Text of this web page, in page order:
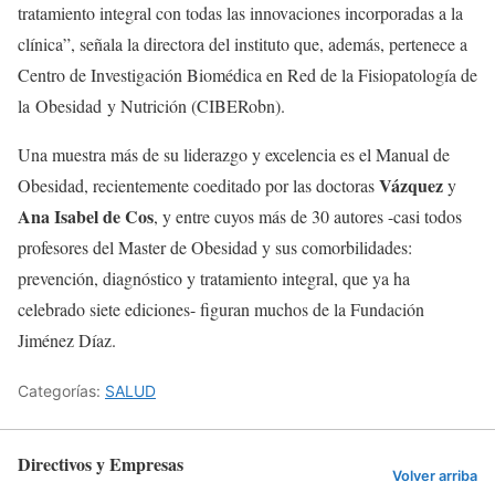
tratamiento integral con todas las innovaciones incorporadas a la
clínica”, señala la directora del instituto que, además, pertenece a
Centro de Investigación Biomédica en Red de la Fisiopatología de
la Obesidad y Nutrición (CIBERobn).
Una muestra más de su liderazgo y excelencia es el Manual de
Obesidad, recientemente coeditado por las doctorasVázquezy
Ana Isabel de Cos, y entre cuyos más de 30 autores -casi todos
profesores del Master de Obesidad y sus comorbilidades:
prevención, diagnóstico y tratamiento integral, que ya ha
celebrado siete ediciones- figuran muchos de la Fundación
Jiménez Díaz.
Categorías: SALUD
Directivos y Empresas Volver arriba